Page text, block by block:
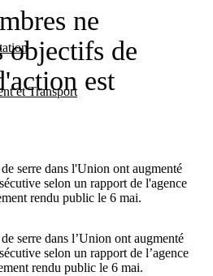
et Transport
ne
objectifs de
est
serre dans l'Union ont augmenté
selon un rapport de l'agence
rendu public le 6 mai.
serre dans l’Union ont augmenté
selon un rapport de l’agence
rendu public le 6 mai.